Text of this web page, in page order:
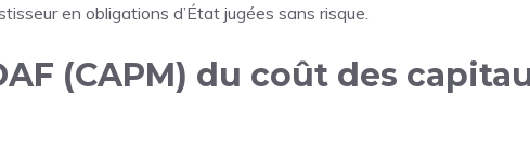
en obligations d’État jugées sans risque.
(CAPM) du coût des